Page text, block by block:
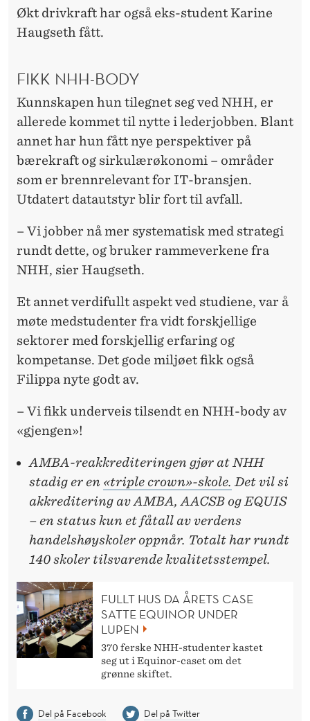
Økt drivkraft har også eks-student Karine
Haugseth fått.
FIKK NHH-BODY
Kunnskapen hun tilegnet seg ved NHH, er
allerede kommet til nytte i lederjobben. Blant
annet har hun fått nye perspektiver på
bærekraft og sirkulærøkonomi – områder
som er brennrelevant for IT-bransjen.
Utdatert datautstyr blir fort til avfall.
– Vi jobber nå mer systematisk med strategi
rundt dette, og bruker rammeverkene fra
NHH, sier Haugseth.
Et annet verdifullt aspekt ved studiene, var å
møte medstudenter fra vidt forskjellige
sektorer med forskjellig erfaring og
kompetanse. Det gode miljøet fikk også
Filippa nyte godt av.
– Vi fikk underveis tilsendt en NHH-body av
«gjengen»!
AMBA-reakkrediteringen gjør at NHH
stadig er en «triple crown»-skole. Det vil si
akkreditering av AMBA, AACSB og EQUIS
– en status kun et fåtall av verdens
handelshøyskoler oppnår. Totalt har rundt
140 skoler tilsvarende kvalitetsstempel.
FULLT HUS DA ÅRETS CASE
SATTE EQUINOR UNDER
LUPEN
370 ferske NHH-studenter kastet
seg ut i Equinor-caset om det
grønne skiftet.
Del på Facebook
Del på Twitter